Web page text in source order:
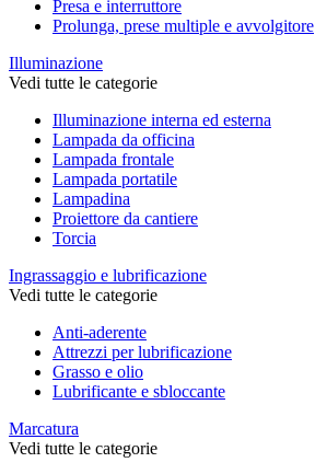
Presa e interruttore
Prolunga, prese multiple e avvolgitore
Illuminazione
Vedi tutte le categorie
Illuminazione interna ed esterna
Lampada da officina
Lampada frontale
Lampada portatile
Lampadina
Proiettore da cantiere
Torcia
Ingrassaggio e lubrificazione
Vedi tutte le categorie
Anti-aderente
Attrezzi per lubrificazione
Grasso e olio
Lubrificante e sbloccante
Marcatura
Vedi tutte le categorie